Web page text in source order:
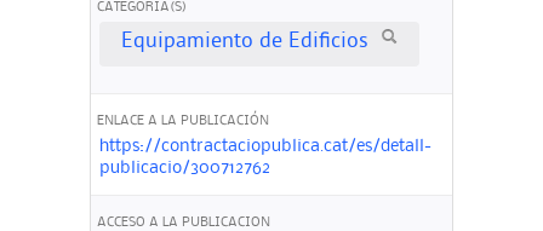
CATEGORIA(S)
Equipamiento de Edificios
ENLACE A LA PUBLICACIÓN
https://contractaciopublica.cat/es/detall-
publicacio/300712762
ACCESO A LA PUBLICACION